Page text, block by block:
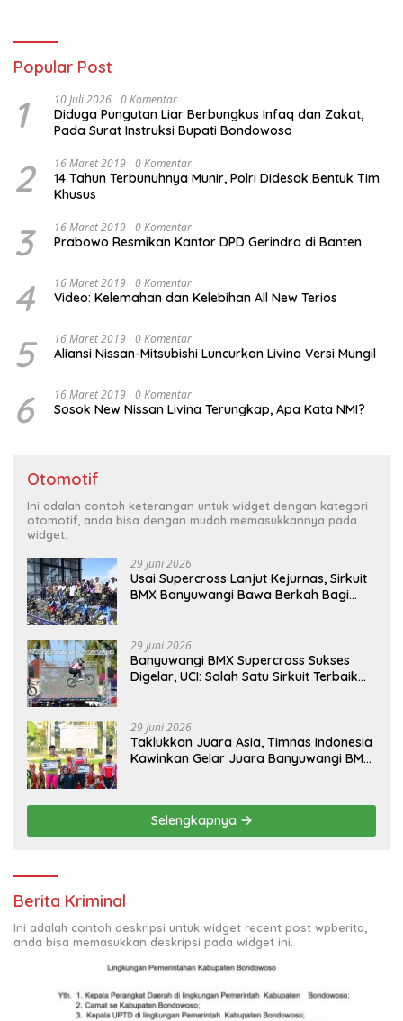
Popular Post
1 10 Juli 2026 0 Komentar
Diduga Pungutan Liar Berbungkus Infaq dan Zakat,
Pada Surat Instruksi Bupati Bondowoso
2 16 Maret 2019 0 Komentar
14 Tahun Terbunuhnya Munir, Polri Didesak Bentuk Tim
Khusus
3 16 Maret 2019 0 Komentar
Prabowo Resmikan Kantor DPD Gerindra di Banten
4 16 Maret 2019 0 Komentar
Video: Kelemahan dan Kelebihan All New Terios
5 16 Maret 2019 0 Komentar
Aliansi Nissan-Mitsubishi Luncurkan Livina Versi Mungil
6 16 Maret 2019 0 Komentar
Sosok New Nissan Livina Terungkap, Apa Kata NMI?
Otomotif
Ini adalah contoh keterangan untuk widget dengan kategori
otomotif, anda bisa dengan mudah memasukkannya pada
widget.
29 Juni 2026
Usai Supercross Lanjut Kejurnas, Sirkuit
BMX Banyuwangi Bawa Berkah Bagi
29 Juni 2026
Banyuwangi BMX Supercross Sukses
Digelar, UCI: Salah Satu Sirkuit Terbaik
29 Juni 2026
Taklukkan Juara Asia, Timnas Indonesia
Kawinkan Gelar Juara Banyuwangi BMX
Selengkapnya
Berita Kriminal
Ini adalah contoh deskripsi untuk widget recent post wpberita,
anda bisa memasukkan deskripsi pada widget ini.